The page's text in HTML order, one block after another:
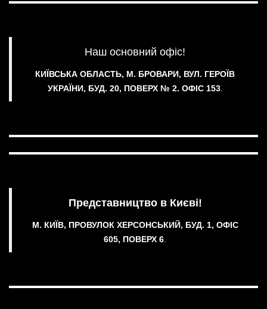
Наш основний офіс!
КИЇВСЬКА ОБЛАСТЬ, М. БРОВАРИ, ВУЛ. ГЕРОЇВ
УКРАЇНИ, БУД. 20, ПОВЕРХ № 2. ОФІС 153.
Представництво в Києві!
М. КИЇВ, ПРОВУЛОК ХЕРСОНСЬКИЙ, БУД. 1, ОФІС
605, ПОВЕРХ 6